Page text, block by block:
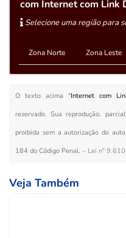
com Internet com Link
Selecione uma região para
Zona Norte Zona Leste
O texto acima "Internet com
reservado. Sua reprodução,
proibida sem a autorização do
184 do Código Penal. – Lei n°
Veja Também